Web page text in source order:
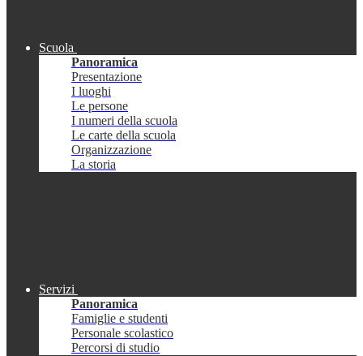
Scuola
Panoramica
Presentazione
I luoghi
Le persone
I numeri della scuola
Le carte della scuola
Organizzazione
La storia
Servizi
Panoramica
Famiglie e studenti
Personale scolastico
Percorsi di studio